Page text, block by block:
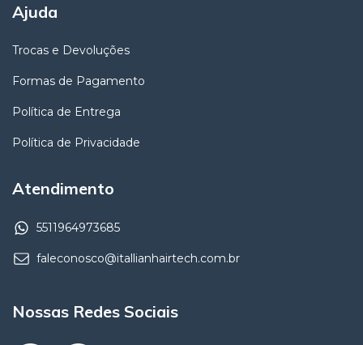
Ajuda
Trocas e Devoluções
Formas de Pagamento
Política de Entrega
Política de Privacidade
Atendimento
5511964973685
faleconosco@itallianhairtech.com.br
Nossas Redes Sociais